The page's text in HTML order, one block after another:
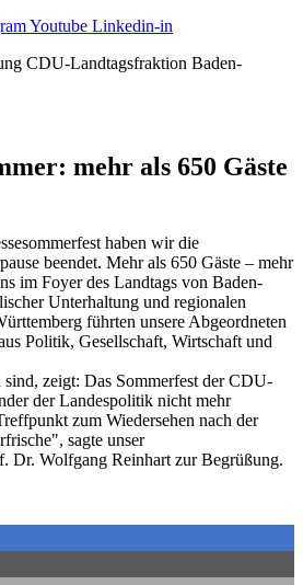
Youtube Linkedin-in
mehr als 650 Gäste
haben wir die
beendet. Mehr als 650 Gäste – mehr
im Foyer des Landtags von Baden-
Unterhaltung und regionalen
führten unsere Abgeordneten
Politik, Gesellschaft, Wirtschaft und
zeigt: Das Sommerfest der CDU-
der Landespolitik nicht mehr
zum Wiedersehen nach der
sagte unser
Dr. Wolfgang Reinhart zur Begrüßung.